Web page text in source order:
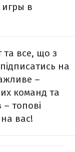
в
та все, що з
на
–
команд та
– топові
на вас!